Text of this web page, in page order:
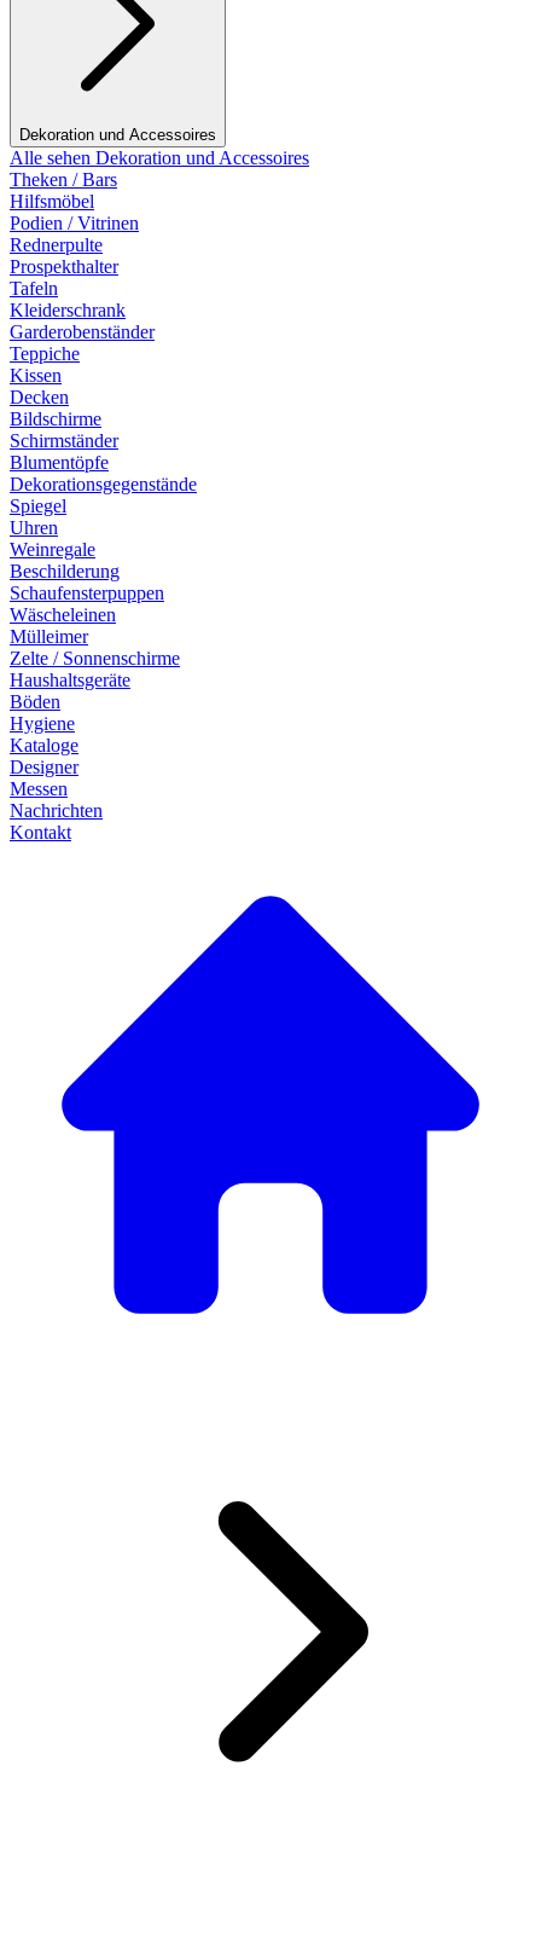
Dekoration und Accessoires
Alle sehen Dekoration und Accessoires
Theken / Bars
Hilfsmöbel
Podien / Vitrinen
Rednerpulte
Prospekthalter
Tafeln
Kleiderschrank
Garderobenständer
Teppiche
Kissen
Decken
Bildschirme
Schirmständer
Blumentöpfe
Dekorationsgegenstände
Spiegel
Uhren
Weinregale
Beschilderung
Schaufensterpuppen
Wäscheleinen
Mülleimer
Zelte / Sonnenschirme
Haushaltsgeräte
Böden
Hygiene
Kataloge
Designer
Messen
Nachrichten
Kontakt